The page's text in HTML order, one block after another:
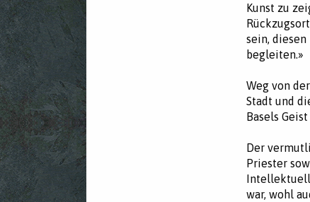
Kunst zu
sein,
begleiten.»
Weg von
Stadt und
Basels
Der
Priester
war, wohl